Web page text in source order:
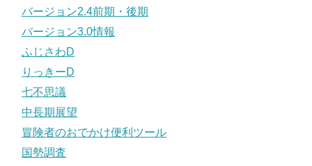
バージョン2.4前期・後期
バージョン3.0情報
ふじさわD
りっきーD
七不思議
中長期展望
冒険者のおでかけ便利ツール
国勢調査